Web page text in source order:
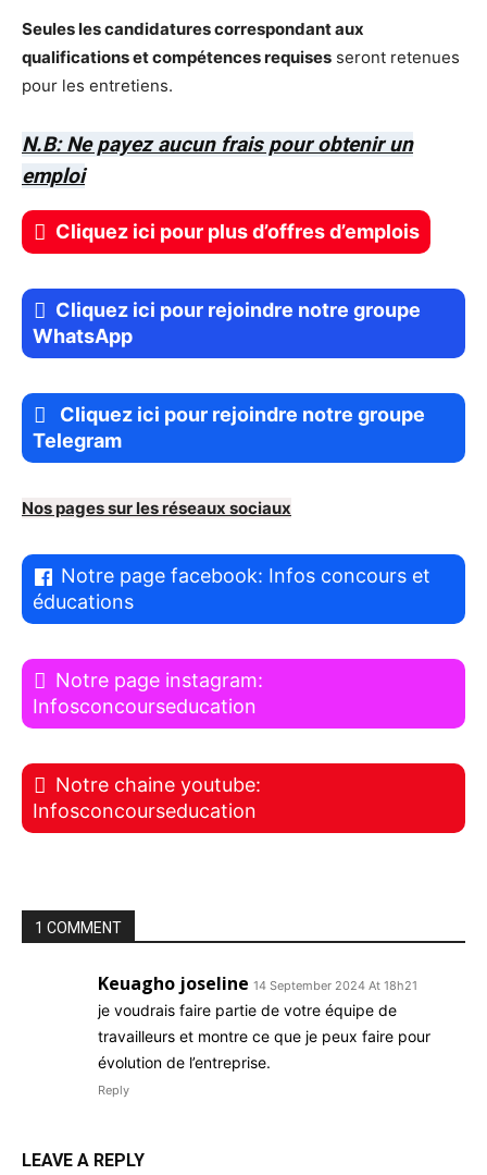
Seules les candidatures correspondant aux
qualifications et compétences requises seront retenues
pour les entretiens.
N.B: Ne payez aucun frais pour obtenir un
emploi
Cliquez ici pour plus d’offres d’emplois
Cliquez ici pour rejoindre notre groupe
WhatsApp
Cliquez ici pour rejoindre notre groupe
Telegram
Nos pages sur les réseaux sociaux
Notre page facebook: Infos concours et
éducations
Notre page instagram:
Infosconcourseducation
Notre chaine youtube:
Infosconcourseducation
1 COMMENT
Keuagho joseline 14 September 2024 At 18h21
je voudrais faire partie de votre équipe de
travailleurs et montre ce que je peux faire pour
évolution de l’entreprise.
Reply
LEAVE A REPLY